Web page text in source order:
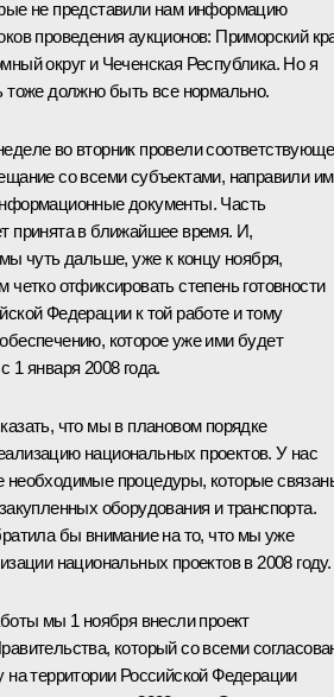
не представили нам информацию
проведения аукционов: Приморский
округ и Чеченская Республика. Но я
тоже должно быть все нормально.
во вторник провели
со всеми субъектами, направили им
документы. Часть
принята в ближайшее время. И,
чуть дальше, уже к концу ноября,
четко отфиксировать степень готовности
Федерации к той работе и тому
которое уже ими будет
1 января 2008 года.
что мы в плановом порядке
национальных проектов. У нас
необходимые процедуры, которые
оборудования и транспорта.
бы внимание на то, что мы уже
национальных проектов в 2008 году.
мы 1 ноября внесли проект
который со всеми
на территории Российской Федерации